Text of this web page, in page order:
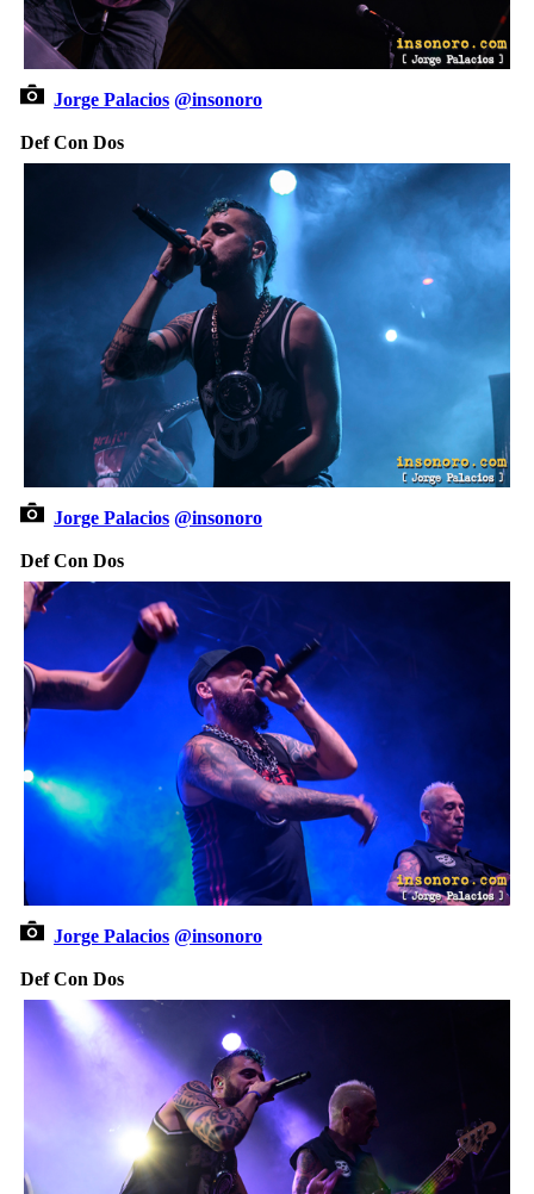
Jorge Palacios @insonoro
Def Con Dos
Jorge Palacios @insonoro
Def Con Dos
Jorge Palacios @insonoro
Def Con Dos